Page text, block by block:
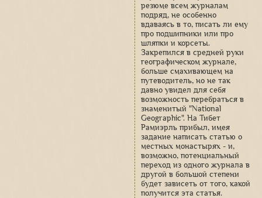
резюме всем журналам
подряд, не особенно
вдаваясь в то, писать ли ему
про подшипники или про
шляпки и корсеты.
Закрепился в средней руки
географическом журнале,
больше смахивающем на
путеводитель, но не так
давно увидел для себя
возможность перебраться в
знаменитый "National
Geographic". На Тибет
Рамиэрль прибыл, имея
задание написать статью о
местных монастырях - и,
возможно, потенциальный
переход из одного журнала в
другой в большой степени
будет зависеть от того, какой
получится эта статья.